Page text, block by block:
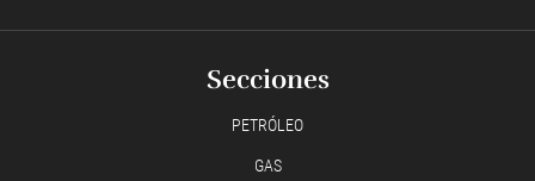
Secciones
PETRÓLEO
GAS